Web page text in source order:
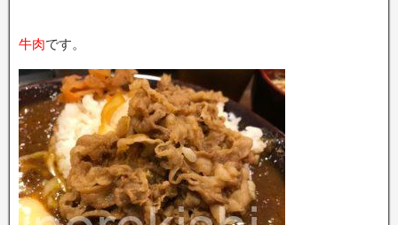
牛肉です。